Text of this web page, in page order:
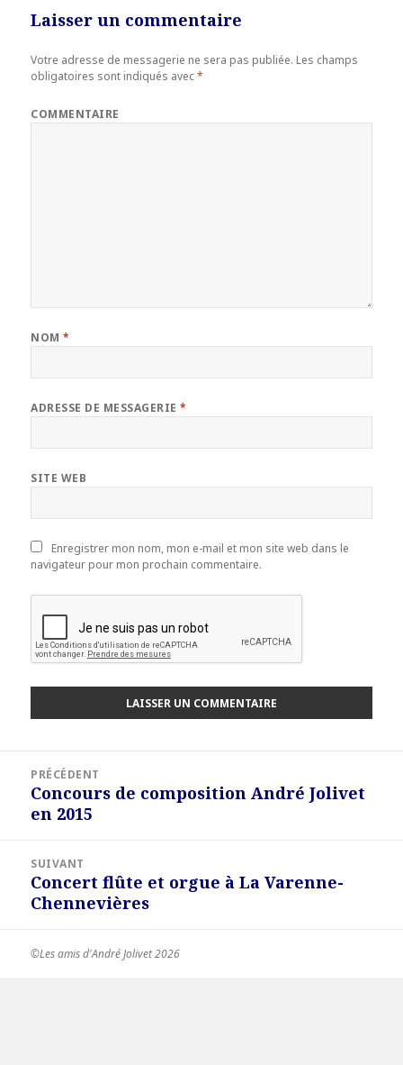
Laisser un commentaire
Votre adresse de messagerie ne sera pas publiée. Les champs
obligatoires sont indiqués avec*
COMMENTAIRE
NOM*
ADRESSE DE MESSAGERIE*
SITE WEB
Enregistrer mon nom, mon e-mail et mon site web dans le
navigateur pour mon prochain commentaire.
l’article
PRÉCÉDENT
Article
précédent :
Concours de composition André Jolivet
en 2015
SUIVANT
Article
suivant :
Concert flûte et orgue à La Varenne-
Chennevières
©Les amis d'André Jolivet 2026